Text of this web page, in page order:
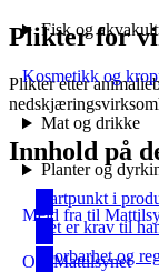
Fisk og
Kosmetikk og
Mat og drikke
Planter og
Meld fra til
Om Mattilsynet
Plikter for
Plikter etter
Innhold på
Startpunkt i
Det er krav til
Sporbarhet og